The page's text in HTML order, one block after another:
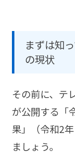
まずは知
の現状
その前に、テ
が公開する「
果」（令和2
ましょう。